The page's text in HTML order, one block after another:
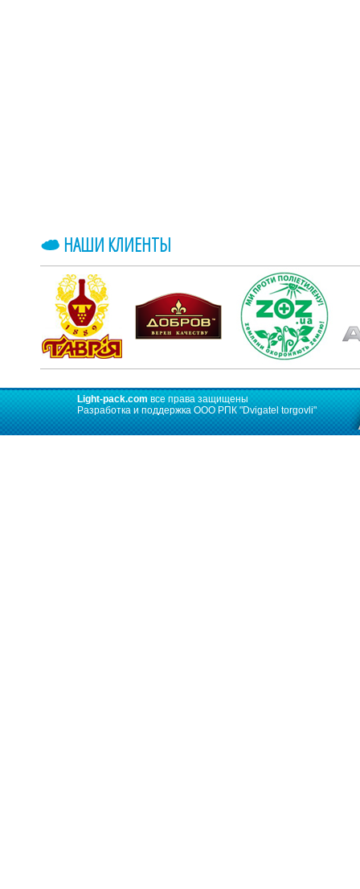
НАШИ КЛИЕНТЫ
Light-pack.com все права защищены
Разработка и поддержка ООО РПК"Dvigatel torgovli"